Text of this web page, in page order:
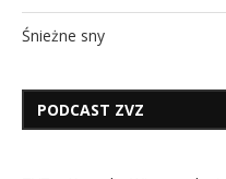
Śnieżne sny
PODCAST ZVZ